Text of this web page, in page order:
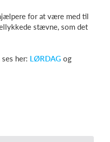
for at være med til
stævne, som det
her: LØRDAG og